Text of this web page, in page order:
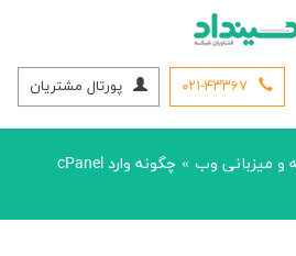
۰۲۱-۴۳۳۶۷ پورتال مشتریان
و میزبانی وب »
چگونه وارد cPanel